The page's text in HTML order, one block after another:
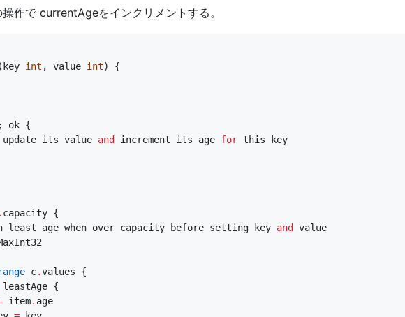
作で currentAgeをインクリメントする。
( key int , value int)
{
ok {
update its value and increment its age for this
key
. capacity {
least age when over capacity before setting key and
value
c.values
{
leastAge {
item. age